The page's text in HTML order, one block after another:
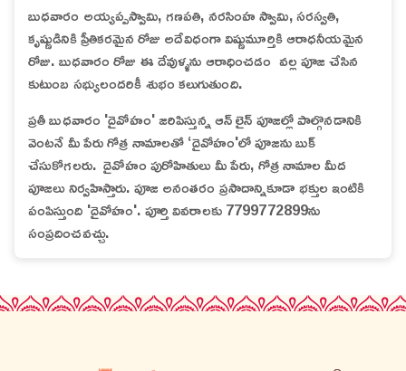
బుధవారం అయ్యప్పస్వామి, గణపతి, నరసింహ స్వామి, సరస్వతి,
కృష్ణుడినికి ప్రీతికరమైన రోజు అదేవిధంగా విష్ణుమూర్తికి ఆరాధనీయమైన
రోజు. బుధవారం రోజు ఈ దేవుళ్ళను ఆరాధించడం వల్ల పూజ చేసిన
కుటుంబ సభ్యులందరికీ శుభం కలుగుతుంది.
ప్రతీ బుధవారం 'దైవోహం' జరిపిస్తున్న ఆన్ లైన్ పూజల్లో పాల్గొనడానికి
వెంటనే మీ పేరు గోత్ర నామాలతో ‘దైవోహం'లో పూజను బుక్
చేసుకోగలరు. దైవోహం పురోహితులు మీ పేరు, గోత్ర నామాల మీద
పూజలు నిర్వహిస్తారు. పూజ అనంతరం ప్రసాదాన్నికూడా భక్తుల ఇంటికి
పంపిస్తుంది 'దైవోహం'. పూర్తి వివరాలకు 7799772899ను
సంప్రదించవచ్చు.